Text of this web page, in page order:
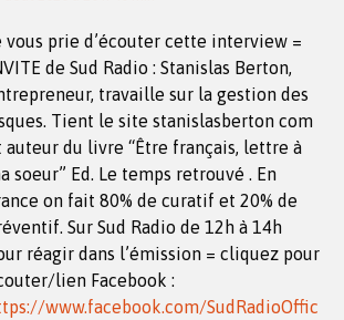
vous prie d’écouter cette interview =
de Sud Radio : Stanislas Berton,
travaille sur la gestion des
Tient le site stanislasberton com
auteur du livre “Être français, lettre à
soeur” Ed. Le temps retrouvé . En
on fait 80% de curatif et 20% de
Sur Sud Radio de 12h à 14h
réagir dans l’émission = cliquez pour
lien Facebook :
www.facebook.com/SudRadioOffic